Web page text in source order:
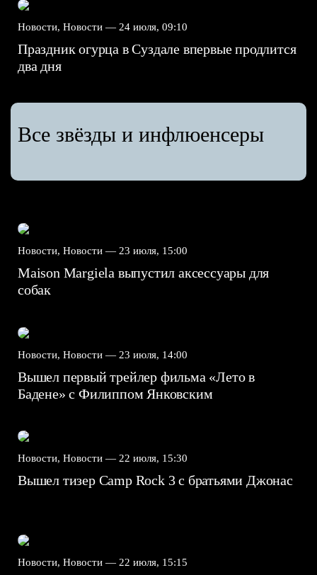
Новости, Новости — 24 июля, 09:10
Праздник огурца в Суздале впервые продлится
два дня
Все звёзды и инфлюенсеры
Новости, Новости — 23 июля, 15:00
Maison Margiela выпустил аксессуары для
собак
Новости, Новости — 23 июля, 14:00
Вышел первый трейлер фильма «Лето в
Бадене» с Филиппом Янковским
Новости, Новости — 22 июля, 15:30
Вышел тизер Camp Rock 3 с братьями Джонас
Новости, Новости — 22 июля, 15:15